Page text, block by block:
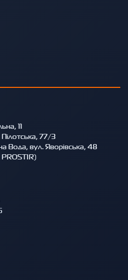
11
77/3
Вода, вул. Яворівська, 48